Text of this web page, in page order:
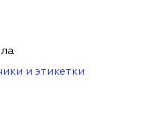
и этикетки